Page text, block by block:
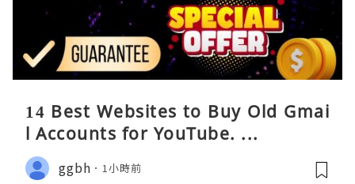
14 Best Websites to Buy Old Gmai
l Accounts for YouTube. ...
ggbh 1小時前